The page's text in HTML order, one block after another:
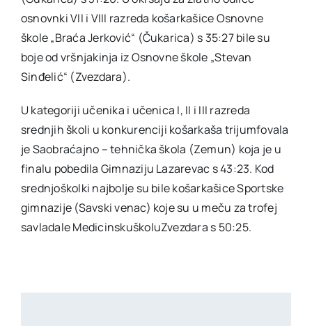
osnovnki VII i VIII razreda košarkašice Osnovne
škole „Braća Jerković“ (Čukarica) s 35:27 bile su
boje od vršnjakinja iz Osnovne škole „Stevan
Sinđelić“ (Zvezdara).
U kategoriji učenika i učenica I, II i III razreda
srednjih školi u konkurenciji košarkaša trijumfovala
je Saobraćajno – tehnička škola (Zemun) koja je u
finalu pobedila Gimnaziju Lazarevac s 43:23. Kod
srednjoškolki najbolje su bile košarkašice Sportske
gimnazije (Savski venac) koje su u meču za trofej
savladale MedicinskuškoluZvezdara s 50:25.